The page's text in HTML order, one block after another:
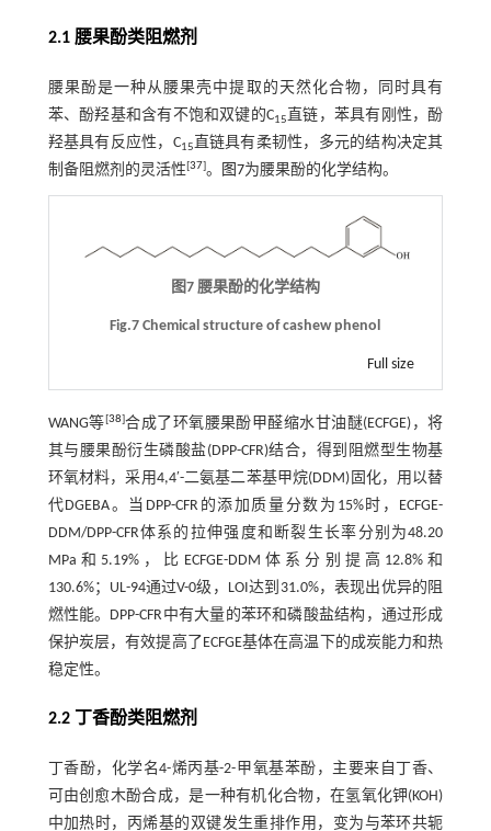
2.1 腰果酚类阻燃剂
腰果酚是一种从腰果壳中提取的天然化合物，同时具有
苯、酚羟基和含有不饱和双键的C15直链，苯具有刚性，酚
羟基具有反应性，C15直链具有柔韧性，多元的结构决定其
制备阻燃剂的灵活性[37]。 图7为腰果酚的化学结构。
图7 腰果酚的化学结构
Fig.7 Chemical structure of cashew phenol
Full size
WANG等[38]合成了环氧腰果酚甲醛缩水甘油醚(ECFGE)，将
其与腰果酚衍生磷酸盐(DPP-CFR)结合，得到阻燃型生物基
环氧材料，采用4,4′-二氨基二苯基甲烷(DDM)固化，用以替
代DGEBA。当DPP-CFR的添加质量分数为15%时，ECFGE-
DDM/DPP-CFR体系的拉伸强度和断裂生长率分别为48.20
MPa和5.19%，比ECFGE-DDM体系分别提高12.8%和
130.6%；UL-94通过V-0级，LOI达到31.0%，表现出优异的阻
燃性能。DPP-CFR中有大量的苯环和磷酸盐结构，通过形成
保护炭层，有效提高了ECFGE基体在高温下的成炭能力和热
稳定性。
2.2 丁香酚类阻燃剂
丁香酚，化学名4-烯丙基-2-甲氧基苯酚，主要来自丁香、
可由创愈木酚合成，是一种有机化合物，在氢氧化钾(KOH)
中加热时，丙烯基的双键发生重排作用，变为与苯环共轭